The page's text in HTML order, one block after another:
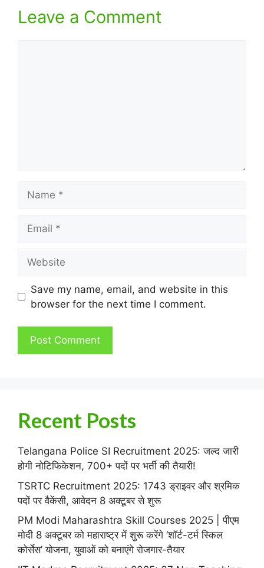
Leave a Comment
Save my name, email, and website in this
browser for the next time I comment.
Recent Posts
Telangana Police SI Recruitment 2025: जल्द जारी
होगी नोटिफिकेशन, 700+ पदों पर भर्ती की तैयारी!
TSRTC Recruitment 2025: 1743 ड्राइवर और श्रमिक
पदों पर वैकेंसी, आवेदन 8 अक्टूबर से शुरू
PM Modi Maharashtra Skill Courses 2025 | पीएम
मोदी 8 अक्टूबर को महाराष्ट्र में शुरू करेंगे ‘शॉर्ट-टर्म स्किल
कोर्सेस’ योजना, युवाओं को बनाएंगे रोजगार-तैयार